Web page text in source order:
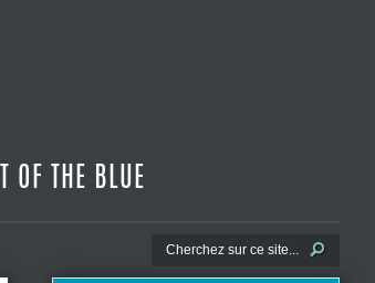
OF THE BLUE